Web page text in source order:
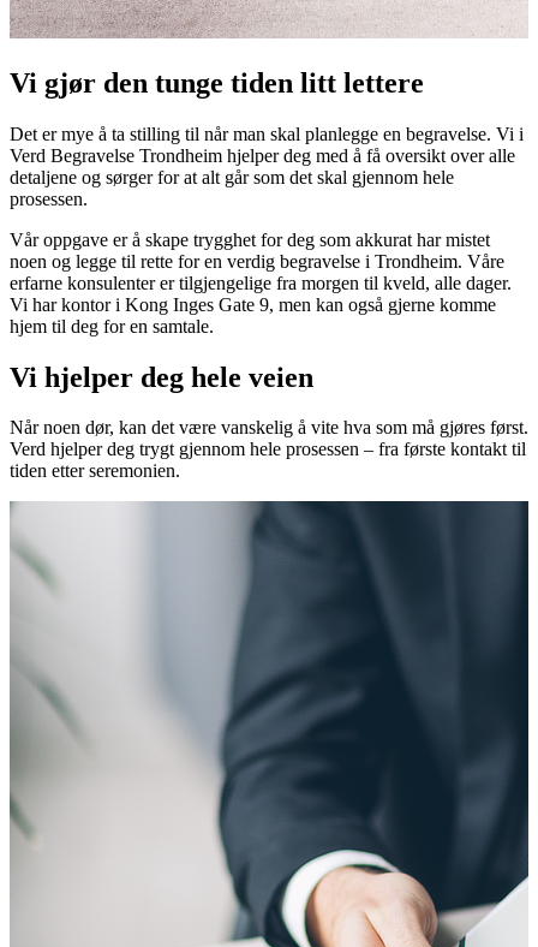
Vi gjør den tunge tiden litt lettere
Det er mye å ta stilling til når man skal planlegge en begravelse. Vi i
Verd Begravelse Trondheim hjelper deg med å få oversikt over alle
detaljene og sørger for at alt går som det skal gjennom hele
prosessen.
Vår oppgave er å skape trygghet for deg som akkurat har mistet
noen og legge til rette for en verdig begravelse i Trondheim. Våre
erfarne konsulenter er tilgjengelige fra morgen til kveld, alle dager.
Vi har kontor i Kong Inges Gate 9, men kan også gjerne komme
hjem til deg for en samtale.
Vi hjelper deg hele veien
Når noen dør, kan det være vanskelig å vite hva som må gjøres først.
Verd hjelper deg trygt gjennom hele prosessen – fra første kontakt til
tiden etter seremonien.